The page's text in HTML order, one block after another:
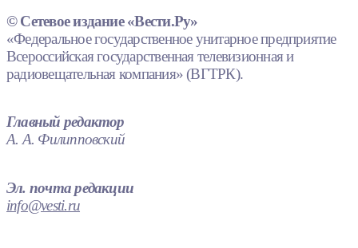
© Сетевое издание «Вести.Ру»
«Федеральное государственное унитарное предприятие
Всероссийская государственная телевизионная и
радиовещательная компания» (ВГТРК).
Главный редактор
А. А. Филипповский
Эл. почта редакции
info@vesti.ru